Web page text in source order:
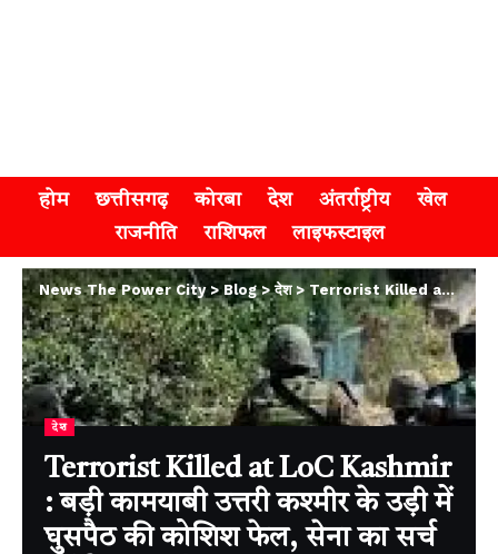
होम छत्तीसगढ़ कोरबा देश अंतर्राष्ट्रीय
खेल
राजनीति
राशिफल लाइफस्टाइल
News The Power City>Blog>देश> Terrorist Killed at LoC Kashmir : बड़ी कामयाबी उत्तरी कश्मीर के उड़ी में घुसपैठ की कोशिश फेल, सेना का सर्च ऑपरेशन जारी
देश
Terrorist Killed at LoC Kashmir
: बड़ी कामयाबी उत्तरी कश्मीर के उड़ी में
घुसपैठ की कोशिश फेल, सेना का सर्च